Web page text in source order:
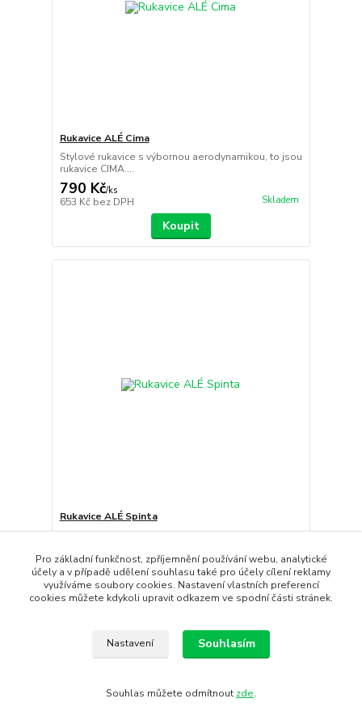
Rukavice ALÉ Cima
Stylové rukavice s výbornou aerodynamikou, to jsou
rukavice CIMA....
790 Kč/ks
653 Kč bez DPH Skladem
Koupit
Rukavice ALÉ Spinta
Rukavice SPINTA jsou perfektní volbou pro
890 Kč/ks
736 Kčbez DPH Skladem
Koupit
Pro základní funkčnost, zpříjemnění používání webu, analytické
účely a v případě udělení souhlasu také pro účely cílení reklamy
využíváme soubory cookies. Nastavení vlastních preferencí
cookies můžete kdykoli upravit odkazem ve spodní části stránek.
Nastavení Souhlasím
Souhlas můžete odmítnout zde.